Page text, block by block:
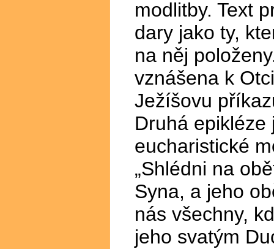
modlitby. Text
dary jako ty,
na něj
vznášena k
Ježíšovu
Druhá
eucharistické
„Shlédni na
Syna, a jeho
nás všechny,
jeho svatým